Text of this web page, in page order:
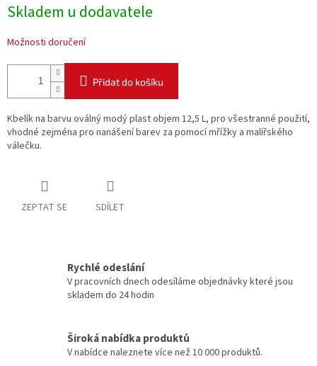
cena:
Skladem u dodavatele
Možnosti doručení
Přidat do košíku
Kbelík na barvu oválný modý plast objem 12,5 L, pro všestranné použití,
vhodné zejména pro nanášení barev za pomocí mřížky a malířského
válečku.
ZEPTAT SE SDÍLET
Rychlé odeslání
V pracovních dnech odesíláme objednávky které jsou
skladem do 24 hodin
Široká nabídka produktů
V nabídce naleznete více než 10 000 produktů.